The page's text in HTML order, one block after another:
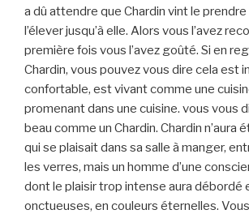
a dû attendre que Chardin vint le
l’élever jusqu’à elle. Alors vous l’avez
première fois vous l’avez goûté. Si en
Chardin, vous pouvez vous dire cela est
confortable, est vivant comme une
promenant dans une cuisine. vous vous
beau comme un Chardin. Chardin n’aura
qui se plaisait dans sa salle à manger,
les verres, mais un homme d’une
dont le plaisir trop intense aura débordé
onctueuses, en couleurs éternelles.